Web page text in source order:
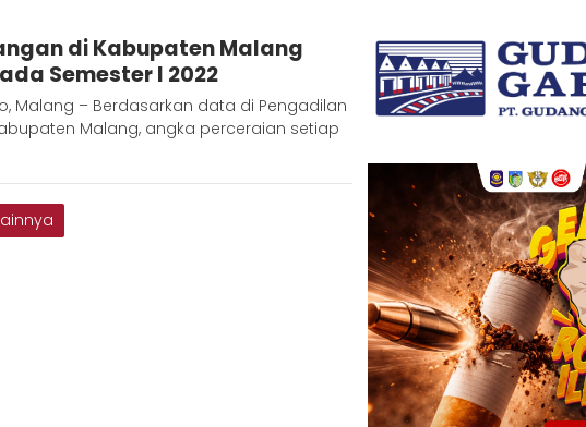
di Kabupaten Malang
Semester I 2022
Malang – Berdasarkan data di Pengadilan
Malang, angka perceraian setiap